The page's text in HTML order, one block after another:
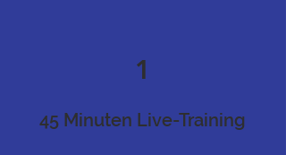
1
45 Minuten Live-Training